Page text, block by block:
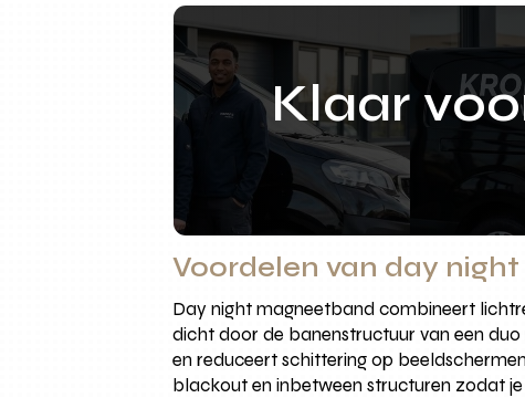
Klaar
Voordelen van day
Day night magneetband combineert
dicht door de banenstructuur van een
en reduceert schittering op
blackout en inbetween structuren zodat